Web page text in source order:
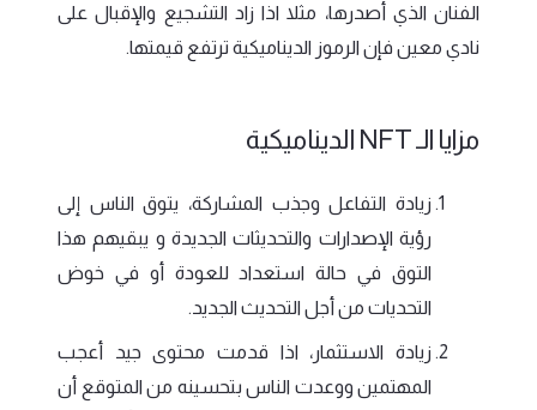
الفنان الذي أصدرها، مثلا اذا زاد التشجيع والإقبال على
نادي معين فإن الرموز الديناميكية ترتفع قيمتها.
مزايا الـ NFT الديناميكية
زيادة التفاعل وجذب المشاركة، يتوق الناس إلى
رؤية الإصدارات والتحديثات الجديدة و يبقيهم هذا
التوق في حالة استعداد للعودة أو في خوض
التحديات من أجل التحديث الجديد.
زيادة الاستثمار، اذا قدمت محتوى جيد أعجب
المهتمين ووعدت الناس بتحسينه من المتوقع أن